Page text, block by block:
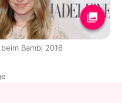
Bambi 2016